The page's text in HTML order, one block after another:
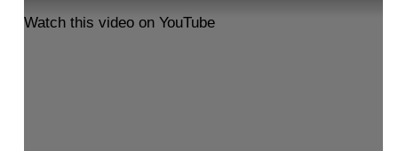
Watch this video on YouTube